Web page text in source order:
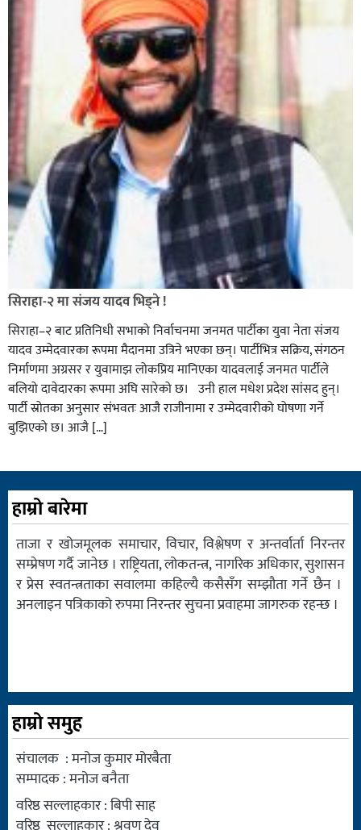
सिराहा-२ मा संजय यादव भिड्ने !
सिराहा–२ बाट प्रतिनिधी सभाको निर्वाचनमा जनमत पार्टीका युवा नेता संजय
यादव उम्मेदवारका रूपमा मैदानमा उत्रिने भएका छन्। पार्टीभित्र सक्रिय, संगठन
निर्माणमा अग्रसर र युवामाझ लोकप्रिय मानिएका यादवलाई जनमत पार्टीले
बलियो दावेदारका रूपमा अघि सारेको छ। उनी हाल मधेश प्रदेश सांसद हुन्।
पार्टी स्रोतका अनुसार संभवतः आजै राजीनामा र उम्मेदवारीको घोषणा गर्ने
बुझिएको छ। आजै […]
हाम्रो बारेमा
ताजा र खोजमूलक समाचार, विचार, विश्लेषण र अन्तर्वार्ता निरन्तर
सम्प्रेषण गर्दै जानेछ । राष्ट्रियता, लोकतन्त्र, नागरिक अधिकार, सुशासन
र प्रेस स्वतन्त्रताका सवालमा कहिल्यै कसैसँग सम्झौता गर्ने छैन ।
अनलाइन पत्रिकाको रुपमा निरन्तर सुचना प्रवाहमा जागरुक रहन्छ ।
हाम्रो समुह
संचालक : मनोज कुमार मोरबैता
सम्पादक : मनोज बनैता
वरिष्ठ सल्लाहकार : बिपी साह